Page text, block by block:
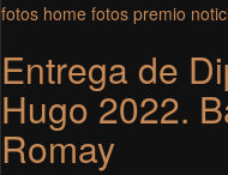
fotos home fotos premio
Entrega de
Hugo 2022.
Romay